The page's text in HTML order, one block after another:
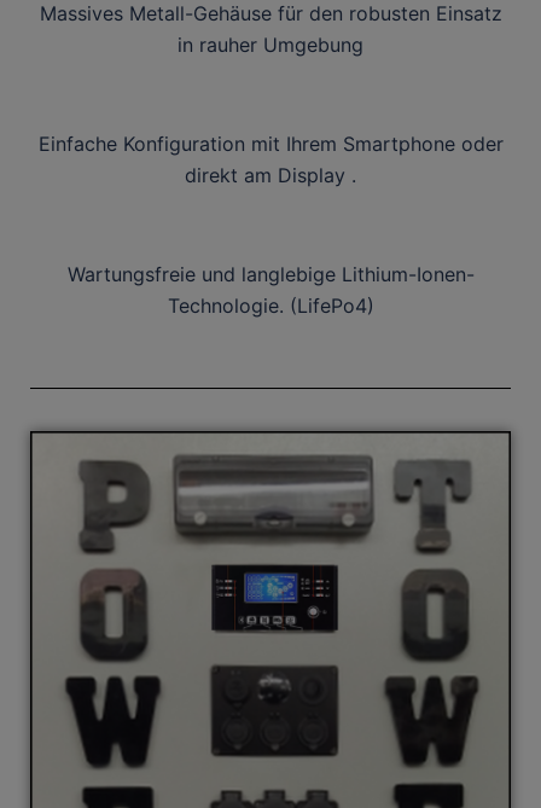
Massives Metall-Gehäuse für den robusten Einsatz
in rauher Umgebung
Einfache Konfiguration mit Ihrem Smartphone oder
direkt am Display .
Wartungsfreie und langlebige Lithium-Ionen-
Technologie. (LifePo4)